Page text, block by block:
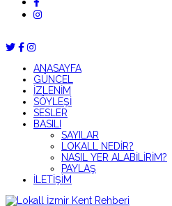
ANASAYFA
GÜNCEL
İZLENİM
SÖYLEŞİ
SESLER
BASILI
SAYILAR
LOKALL NEDİR?
NASIL YER ALABİLİRİM?
PAYLAŞ
İLETİŞİM